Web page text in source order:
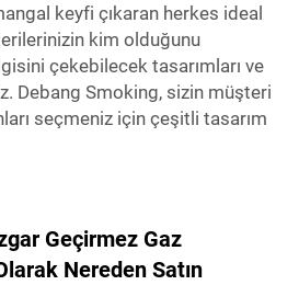
keyfi çıkaran herkes ideal
kim olduğunu
çekebilecek tasarımları ve
Debang Smoking, sizin müşteri
seçmeniz için çeşitli tasarım
Geçirmez Gaz
Nereden Satın